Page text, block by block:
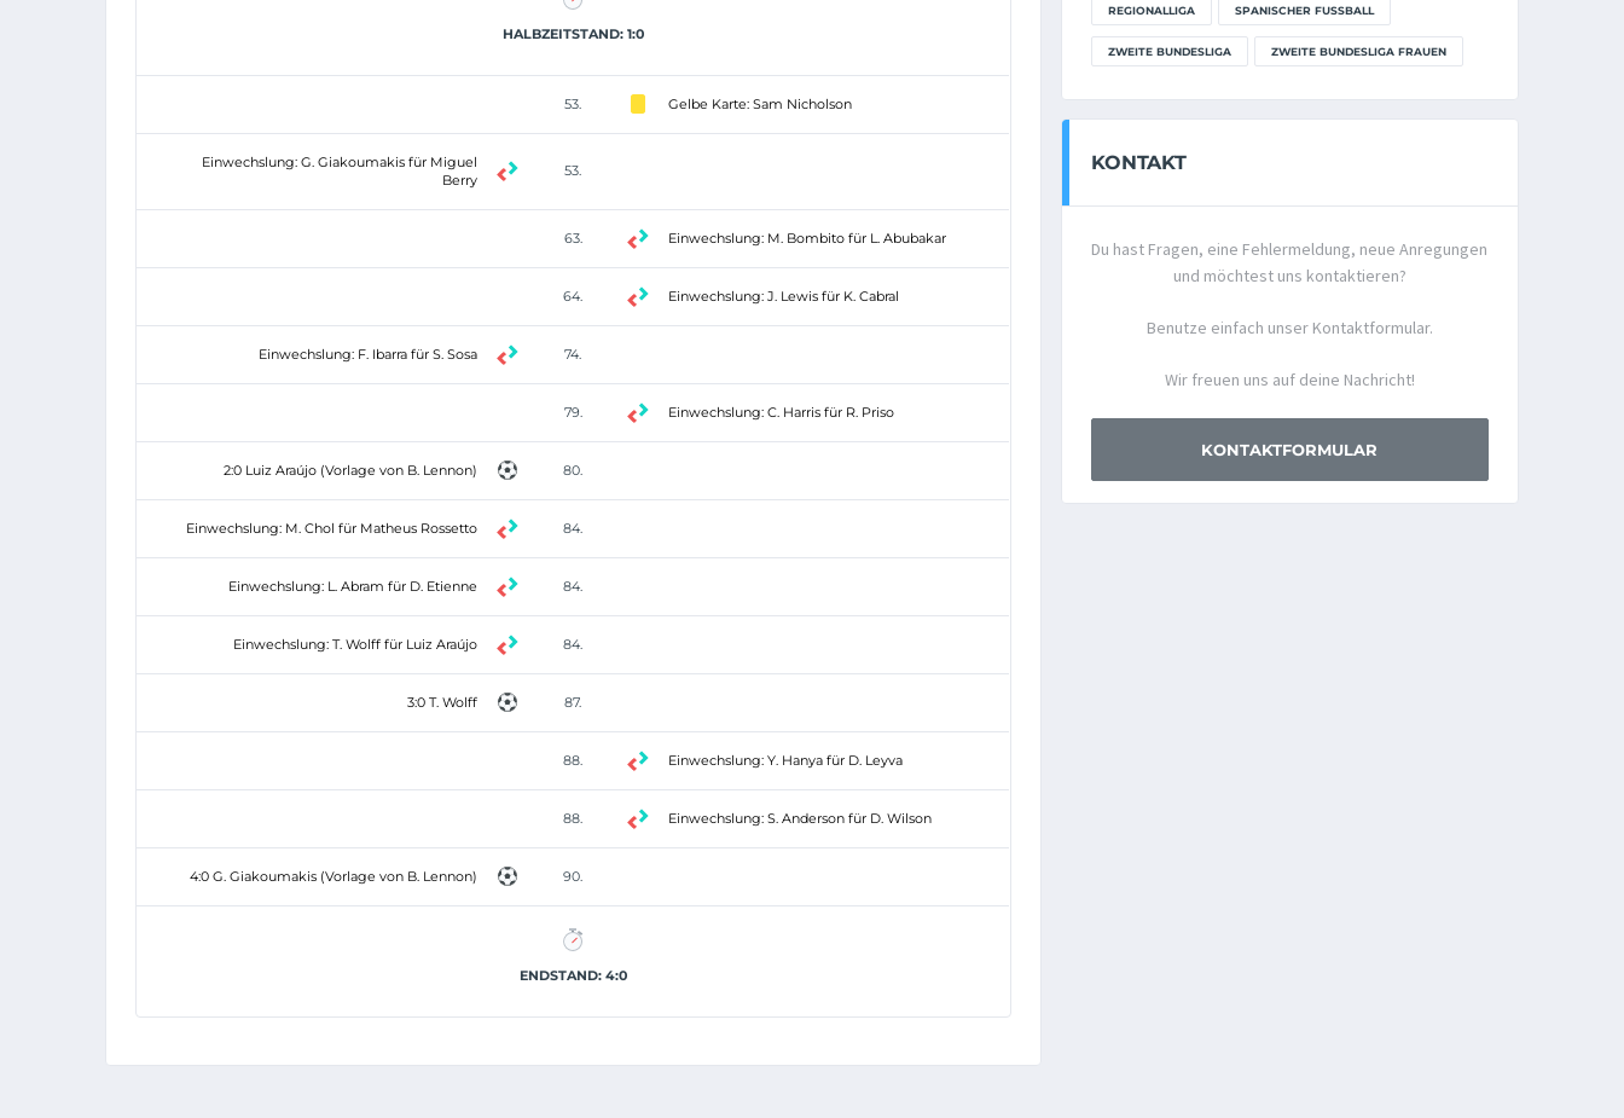
HALBZEITSTAND: 1:0
53. Gelbe Karte: Sam Nicholson
Einwechslung: G. Giakoumakis für Miguel
Berry
53.
63. Einwechslung: M. Bombito für L. Abubakar
64. Einwechslung: J. Lewis für K. Cabral
Einwechslung: F. Ibarra für S. Sosa 74.
79. Einwechslung: C. Harris für R. Priso
2:0 Luiz Araújo (Vorlage von B. Lennon) 80.
Einwechslung: M. Chol für Matheus Rossetto 84.
Einwechslung: L. Abram für D. Etienne 84.
Einwechslung: T. Wolff für Luiz Araújo 84.
3:0 T. Wolff 87.
88. Einwechslung: Y. Hanya für D. Leyva
88. Einwechslung: S. Anderson für D. Wilson
4:0 G. Giakoumakis (Vorlage von B. Lennon) 90.
ENDSTAND: 4:0
REGIONALLIGA SPANISCHER FUSSBALL
ZWEITE BUNDESLIGA ZWEITE BUNDESLIGA FRAUEN
KONTAKT
Du hast Fragen, eine Fehlermeldung, neue Anregungen
und möchtest uns kontaktieren?
Benutze einfach unser Kontaktformular.
Wir freuen uns auf deine Nachricht!
KONTAKTFORMULAR